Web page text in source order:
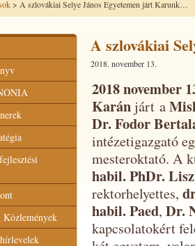
> A szlovákiai Selye János Egyetemen járt Karunk…
Közlemények
A szlovákiai
2018. november 13.
2018 november
Karán járt a
Dr. Fodor
intézetigazgató
mesteroktató. A
habil. PhDr.
rektorhelyettes,
habil. Paed, Dr.
kapcsolatokért